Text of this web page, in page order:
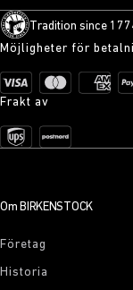
Tradition since
Möjligheter för
Frakt av
Om BIRKENSTOCK
Företag
Historia